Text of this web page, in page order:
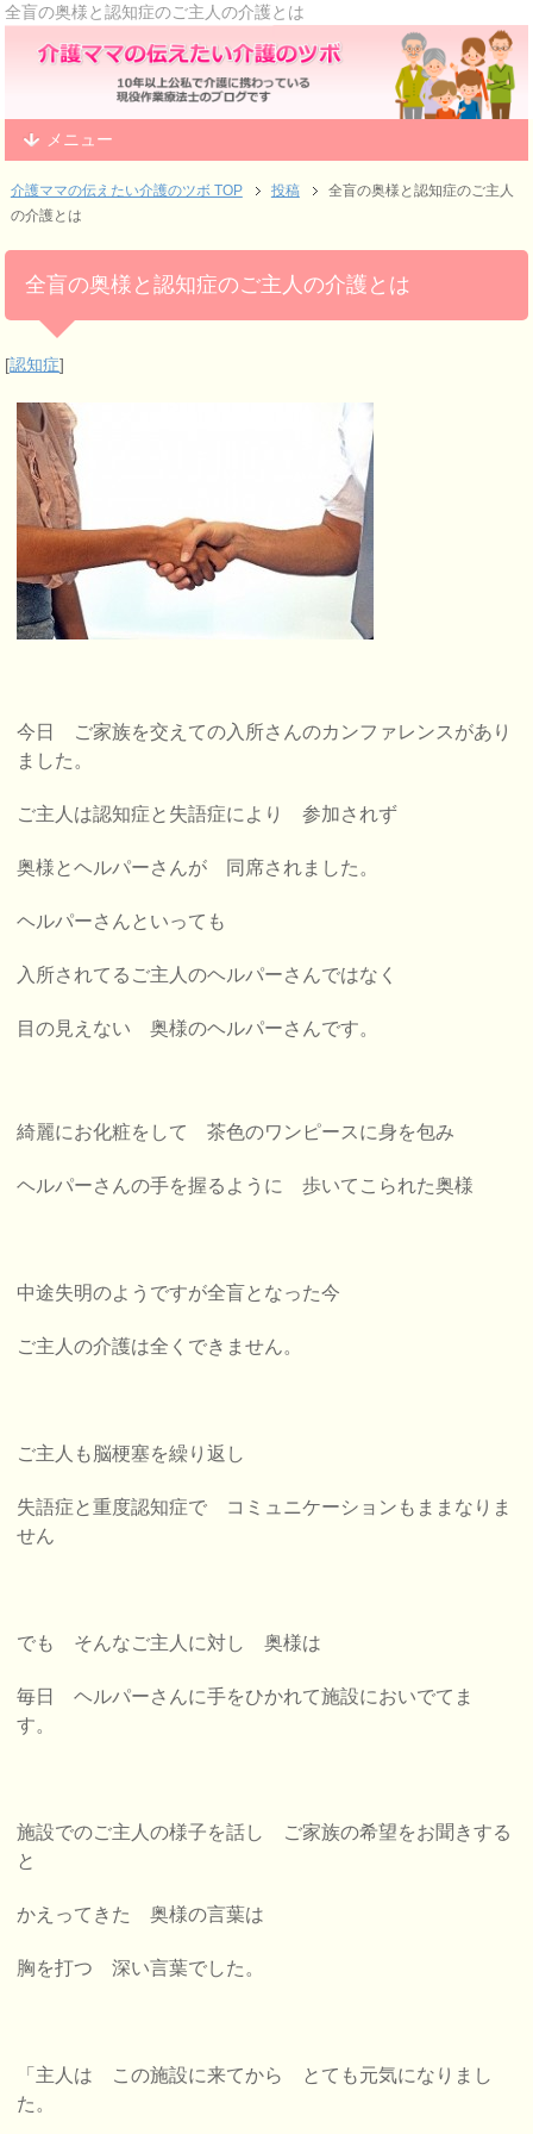
全盲の奥様と認知症のご主人の介護とは
メニュー
介護ママの伝えたい介護のツボ TOP 投稿
全盲の奥様と認知症のご主人
の介護とは
全盲の奥様と認知症のご主人の介護とは
[認知症]
今日 ご家族を交えての入所さんのカンファレンスがあり
ました。
ご主人は認知症と失語症により 参加されず
奥様とヘルパーさんが 同席されました。
ヘルパーさんといっても
入所されてるご主人のヘルパーさんではなく
目の見えない 奥様のヘルパーさんです。
綺麗にお化粧をして 茶色のワンピースに身を包み
ヘルパーさんの手を握るように 歩いてこられた奥様
中途失明のようですが全盲となった今
ご主人の介護は全くできません。
ご主人も脳梗塞を繰り返し
失語症と重度認知症で コミュニケーションもままなりま
せん
でも そんなご主人に対し 奥様は
毎日 ヘルパーさんに手をひかれて施設においでてま
す。
施設でのご主人の様子を話し ご家族の希望をお聞きする
と
かえってきた 奥様の言葉は
胸を打つ 深い言葉でした。
「主人は この施設に来てから
とても元気になりまし
た。